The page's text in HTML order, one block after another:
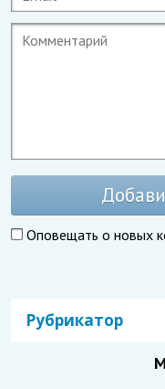
Оповещать о новых
Рубрикатор